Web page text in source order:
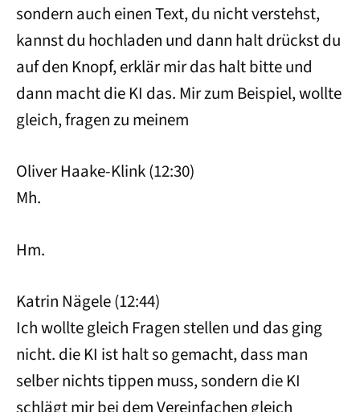
sondern auch einen Text, du nicht verstehst,
kannst du hochladen und dann halt drückst du
auf den Knopf, erklär mir das halt bitte und
dann macht die KI das. Mir zum Beispiel, wollte
gleich, fragen zu meinem
Oliver Haake-Klink (12:30)
Mh.
Hm.
Katrin Nägele (12:44)
Ich wollte gleich Fragen stellen und das ging
nicht. die KI ist halt so gemacht, dass man
selber nichts tippen muss, sondern die KI